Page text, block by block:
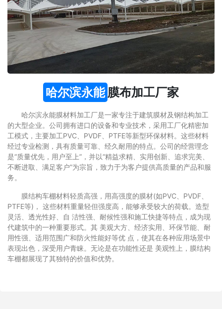
哈尔滨永能 膜布加工厂家
哈尔滨永能膜材料加工厂是一家专注于建筑膜材及钢结构加工
的大型企业。公司拥有进口的设备和专业技术，采用工厂化精密加
工模式，主要加工PVC、PVDF、PTFE等新型环保材料。这些材料
经过专业检测，具有质量可靠、经久耐用的特点。公司的经营理念
是“质量优先，用户至上”，并以“精益求精、实用创新、追求完美、
不断进取、满足客户”为宗旨，致力于为客户提供高质量的产品和服
务。
膜结构车棚材料轻质高强，用高强度的膜材(如PVC、PVDF、
PTFE等)， 这些材料重量轻但强度高，能够承受较大的荷载。造型
灵活、透光性好、自 洁性强、耐候性强和施工快捷等特点，成为现
代建筑中的一种重要形式。其 美观大方、经济实用、环保节能、耐
用性强、适用范围广和防火性能好等优 点，使其在各种应用场景中
表现出色，深受用户青睐。无论是在功能性还是 美观性上，膜结构
车棚都展现了其独特的价值和优势。